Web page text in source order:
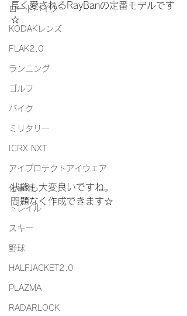
ロードバイク
KODAKレンズ
FLAK2.0
ランニング
ゴルフ
バイク
ミリタリー
ICRX NXT
アイプロテクトアイウェア
仕事用
トレイル
スキー
野球
HALFJACKET2.0
PLAZMA
RADARLOCK
長く愛されるRayBanの定番モデルです
☆
状態も大変良いですね。
問題なく作成できます☆